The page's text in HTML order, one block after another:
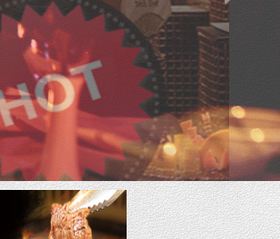
Sành Điệu Và
VNĐ, Còn